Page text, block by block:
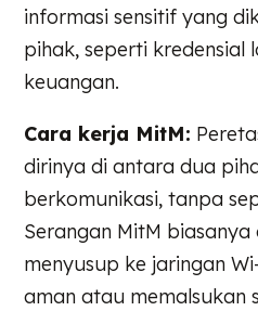
informasi sensitif yang
pihak, seperti kredensial
keuangan.
Cara kerja MitM:
dirinya di antara dua
berkomunikasi, tanpa
Serangan MitM
menyusup ke jaringan
aman atau memalsukan